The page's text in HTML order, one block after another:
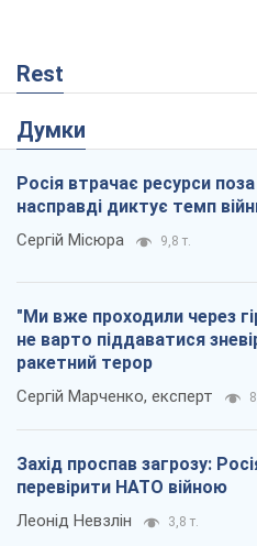
Rest
Думки
Росія втрачає ресурси
насправді диктує темп
Сергій Місюра 9,8 т.
"Ми вже проходили через
не варто піддаватися
ракетний терор
Сергій Марченко, експерт
Захід проспав загрозу:
перевірити НАТО війною
Леонід Невзлін 3,8 т.